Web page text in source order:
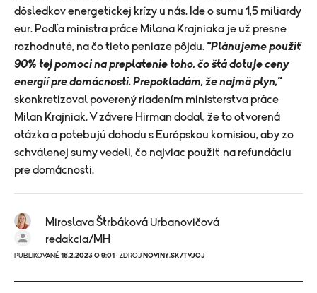
dôsledkov energetickej krízy u nás. Ide o sumu 1,5 miliardy
eur. Podľa ministra práce Milana Krajniaka je už presne
rozhodnuté, na čo tieto peniaze pôjdu. "Plánujeme použiť
90% tej pomoci na preplatenie toho, čo štá dotuje ceny
energií pre domácnosti. Prepokladám, že najmä plyn,"
skonkretizoval poverený riadením ministerstva práce
Milan Krajniak. V závere Hirman dodal, že to otvorená
otázka a potebujú dohodu s Európskou komisiou, aby zo
schválenej sumy vedeli, čo najviac použiť na refundáciu
pre domácnosti.
Miroslava Štrbáková Urbanovičová
redakcia/MH
PUBLIKOVANÉ 16.2.2023 O 9:01 · ZDROJ NOVINY.SK/TVJOJ